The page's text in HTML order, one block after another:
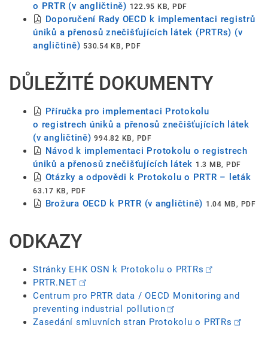
o PRTR (v angličtině) 122.95 KB, PDF
Doporučení Rady OECD k implementaci registrů
úniků a přenosů znečišťujících látek (PRTRs) (v
angličtině) 530.54 KB, PDF
DŮLEŽITÉ DOKUMENTY
Příručka pro implementaci Protokolu
o registrech úniků a přenosů znečišťujících látek
(v angličtině) 994.82 KB, PDF
Návod k implementaci Protokolu o registrech
úniků a přenosů znečišťujících látek 1.3 MB, PDF
Otázky a odpovědi k Protokolu o PRTR – leták
63.17 KB, PDF
Brožura OECD k PRTR (v angličtině) 1.04 MB, PDF
ODKAZY
Stránky EHK OSN k Protokolu o PRTRs
PRTR.NET
Centrum pro PRTR data / OECD Monitoring and
preventing industrial pollution
Zasedání smluvních stran Protokolu o PRTRs